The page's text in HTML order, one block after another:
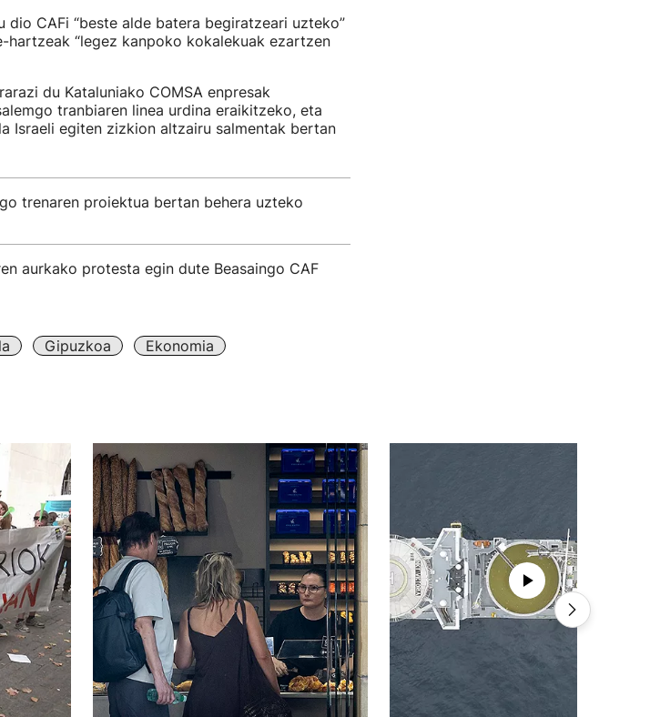
CAFi “beste alde batera begiratzeari uzteko”
“legez kanpoko kokalekuak ezartzen
du Kataluniako COMSA enpresak
tranbiaren linea urdina eraikitzeko, eta
Israeli egiten zizkion altzairu salmentak bertan
trenaren proiektua bertan behera uzteko
aurkako protesta egin dute Beasaingo CAF
Gipuzkoa Ekonomia